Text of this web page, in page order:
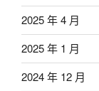
2025 年 4 月
2025 年 1 月
2024 年 12 月